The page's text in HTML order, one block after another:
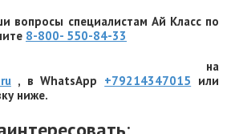
вопросы специалистам Ай Класс по
8-800- 550-84-33
на
, в WhatsApp +79214347015 или
ниже.